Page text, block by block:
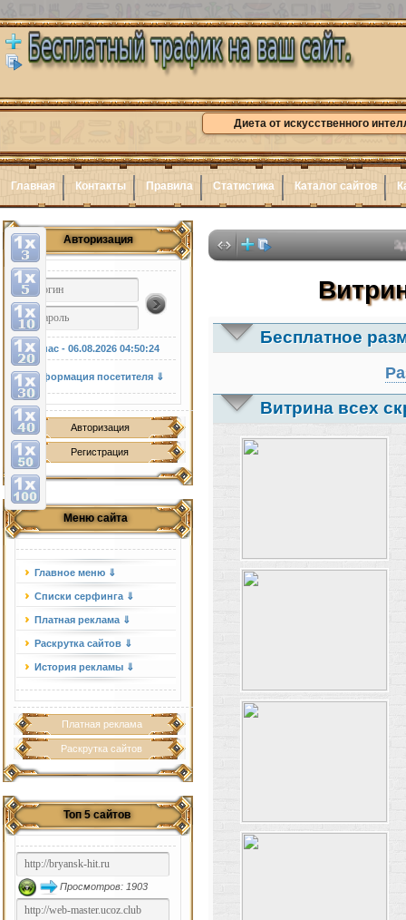
Диета от искусственного
Главная Контакты Правила Статистика Каталог сайтов
Авторизация
У нас - 06.08.202604:50:25
Информация посетителя ⇓
Авторизация
Регистрация
Меню сайта
Главное меню ⇓
Списки серфинга ⇓
Платная реклама ⇓
Раскрутка сайтов ⇓
История рекламы ⇓
Платная реклама
Раскрутка сайтов
Топ 5 сайтов
Просмотров: 1903
Здесь
Бесплатное
Витрина всех